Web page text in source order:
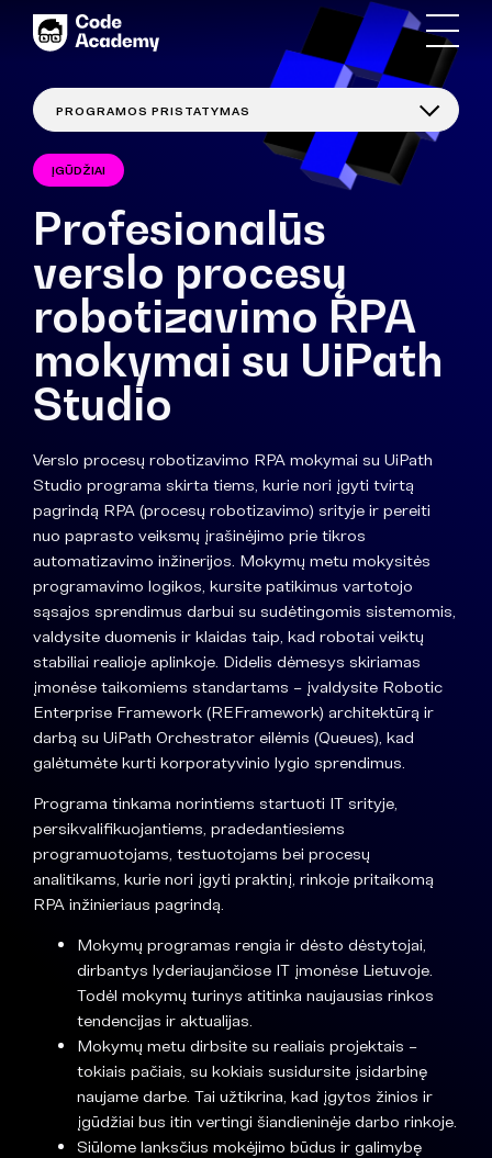
ĮGŪDŽIAI
Profesionalūs
verslo procesų
robotizavimo RPA
mokymai su UiPath
Studio
Verslo procesų robotizavimo RPA mokymai su UiPath
Studio programa skirta tiems, kurie nori įgyti tvirtą
pagrindą RPA (procesų robotizavimo) srityje ir pereiti
nuo paprasto veiksmų įrašinėjimo prie tikros
automatizavimo inžinerijos. Mokymų metu mokysitės
programavimo logikos, kursite patikimus vartotojo
sąsajos sprendimus darbui su sudėtingomis sistemomis,
valdysite duomenis ir klaidas taip, kad robotai veiktų
stabiliai realioje aplinkoje. Didelis dėmesys skiriamas
įmonėse taikomiems standartams – įvaldysite Robotic
Enterprise Framework (REFramework) architektūrą ir
darbą su UiPath Orchestrator eilėmis (Queues), kad
galėtumėte kurti korporatyvinio lygio sprendimus.
Programa tinkama norintiems startuoti IT srityje,
persikvalifikuojantiems, pradedantiesiems
programuotojams, testuotojams bei procesų
analitikams, kurie nori įgyti praktinį, rinkoje pritaikomą
RPA inžinieriaus pagrindą.
Mokymų programas rengia ir dėsto dėstytojai,
dirbantys lyderiaujančiose IT įmonėse Lietuvoje.
Todėl mokymų turinys atitinka naujausias rinkos
tendencijas ir aktualijas.
Mokymų metu dirbsite su realiais projektais –
tokiais pačiais, su kokiais susidursite įsidarbinę
naujame darbe. Tai užtikrina, kad įgytos žinios ir
įgūdžiai bus itin vertingi šiandieninėje darbo rinkoje.
Siūlome lanksčius mokėjimo būdus ir galimybę